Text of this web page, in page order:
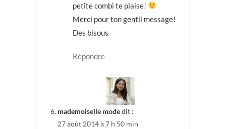
petite combi te plaise!
Merci pour ton gentil message!
Des bisous
Répondre
mademoiselle modedit :
27 août 2014 à 7 h 50 min